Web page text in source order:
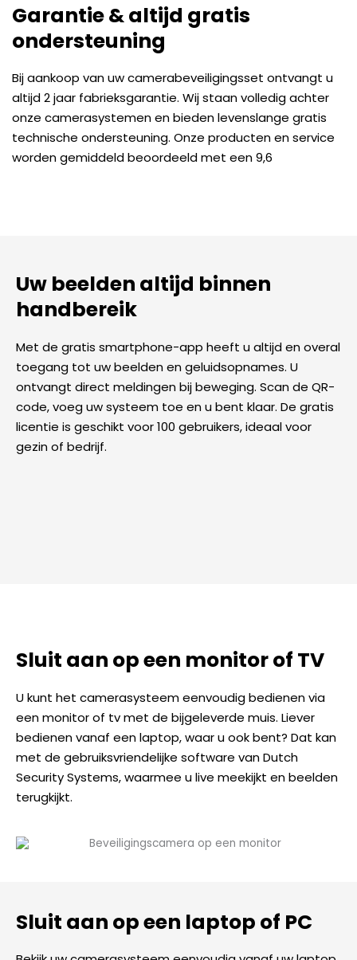
Garantie & altijd gratis
ondersteuning
Bij aankoop van uw camerabeveiligingsset ontvangt u
altijd 2 jaar fabrieksgarantie. Wij staan volledig achter
onze camerasystemen en bieden levenslange gratis
technische ondersteuning. Onze producten en service
worden gemiddeld beoordeeld met een 9,6
Uw beelden altijd binnen
handbereik
Met de gratis smartphone-app heeft u altijd en overal
toegang tot uw beelden en geluidsopnames. U
ontvangt direct meldingen bij beweging. Scan de QR-
code, voeg uw systeem toe en u bent klaar. De gratis
licentie is geschikt voor 100 gebruikers, ideaal voor
gezin of bedrijf.
Sluit aan op een monitor of TV
U kunt het camerasysteem eenvoudig bedienen via
een monitor of tv met de bijgeleverde muis. Liever
bedienen vanaf een laptop, waar u ook bent? Dat kan
met de gebruiksvriendelijke software van Dutch
Security Systems, waarmee u live meekijkt en beelden
terugkijkt.
Sluit aan op een laptop of PC